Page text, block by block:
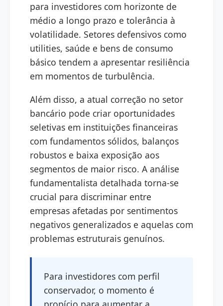
para investidores com horizonte de
médio a longo prazo e tolerância à
volatilidade. Setores defensivos como
utilities, saúde e bens de consumo
básico tendem a apresentar resiliência
em momentos de turbulência.
Além disso, a atual correção no setor
bancário pode criar oportunidades
seletivas em instituições financeiras
com fundamentos sólidos, balanços
robustos e baixa exposição aos
segmentos de maior risco. A análise
fundamentalista detalhada torna-se
crucial para discriminar entre
empresas afetadas por sentimentos
negativos generalizados e aquelas com
problemas estruturais genuínos.
Para investidores com perfil
conservador, o momento é